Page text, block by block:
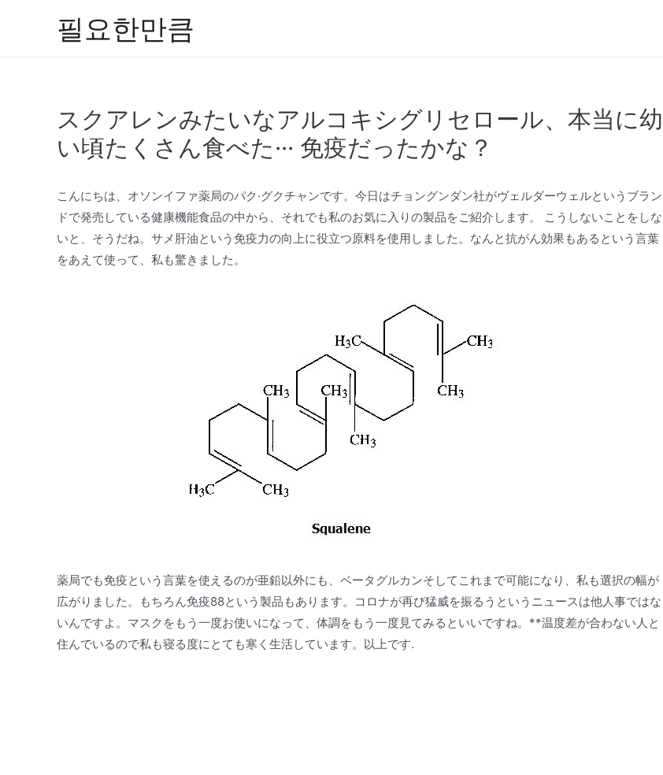
필요한만큼
スクアレンみたいなアルコキシグリセロール、本当に幼
い頃たくさん食べた··· 免疫だったかな？
こんにちは、オソンイファ薬局のパク·グクチャンです。今日はチョングンダン社がヴェルダーウェルというブラン
ドで発売している健康機能食品の中から、それでも私のお気に入りの製品をご紹介します。 こうしないことをしな
いと、そうだね。サメ肝油という免疫力の向上に役立つ原料を使用しました。なんと抗がん効果もあるという言葉
をあえて使って、私も驚きました。
薬局でも免疫という言葉を使えるのが亜鉛以外にも、ベータグルカンそしてこれまで可能になり、私も選択の幅が
広がりました。もちろん免疫88という製品もあります。コロナが再び猛威を振るうというニュースは他人事ではな
いんですよ。マスクをもう一度お使いになって、体調をもう一度見てみるといいですね。**温度差が合わない人と
住んでいるので私も寝る度にとても寒く生活しています。以上です.